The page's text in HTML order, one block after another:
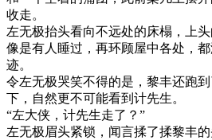
收走。
左无极抬头看向不远处的床榻，上
像是有人睡过，再环顾屋中各处，
迹。
令左无极哭笑不得的是，黎丰还跑
下，自然更不可能看到计先生。
“左大侠，计先生走了？”
左无极眉头紧锁，闻言揉了揉黎丰的